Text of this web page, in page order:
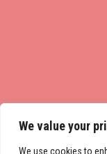
We value your
We use cookies to